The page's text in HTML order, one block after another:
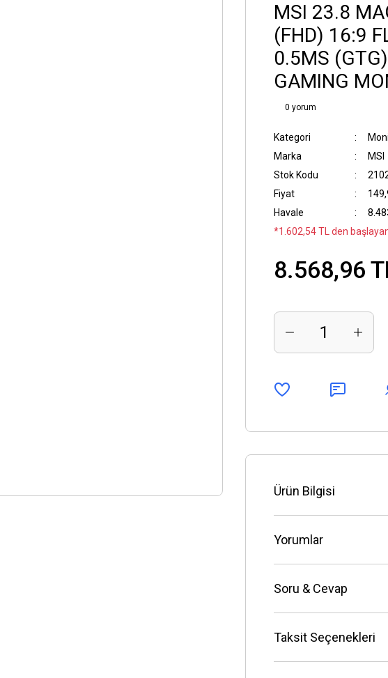
MSI 23.8
(FHD) 16:9
0.5MS
GAMING
0 yorum
Kategori
Marka
MSI
Stok Kodu
Fiyat
Havale
*1.602,54 TL den
8.568,96
Ürün Bilgisi
Yorumlar
Soru & Cevap
Taksit Seçenekleri